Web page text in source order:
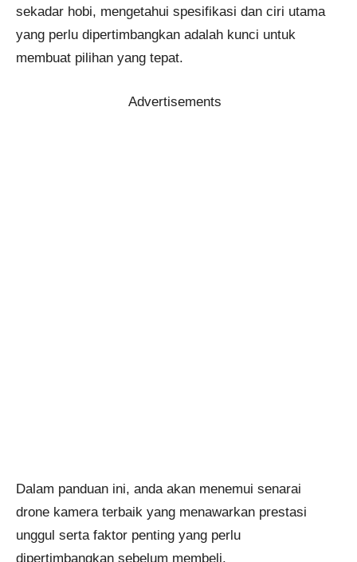
sekadar hobi, mengetahui spesifikasi dan ciri utama
yang perlu dipertimbangkan adalah kunci untuk
membuat pilihan yang tepat.
Advertisements
Dalam panduan ini, anda akan menemui senarai
drone kamera terbaik yang menawarkan prestasi
unggul serta faktor penting yang perlu
dipertimbangkan sebelum membeli.